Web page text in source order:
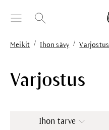
Meikit / Ihon sävy / Varjostus
Varjostus
Ihon tarve